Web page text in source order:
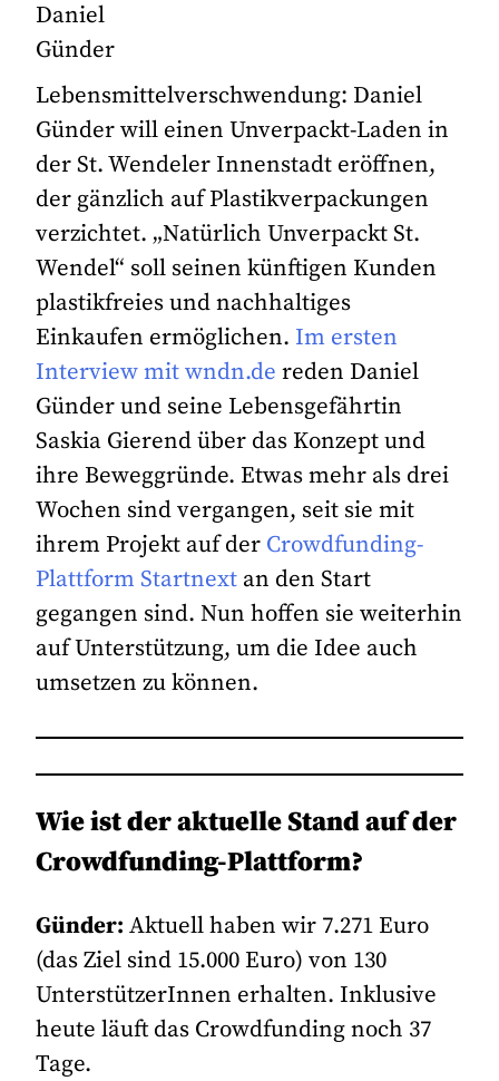
Daniel
Günder
Lebensmittelverschwendung: Daniel
Günder will einen Unverpackt-Laden in
der St. Wendeler Innenstadt eröffnen,
der gänzlich auf Plastikverpackungen
verzichtet. „Natürlich Unverpackt St.
Wendel“ soll seinen künftigen Kunden
plastikfreies und nachhaltiges
Einkaufen ermöglichen. Im ersten
Interview mit wndn.de reden Daniel
Günder und seine Lebensgefährtin
Saskia Gierend über das Konzept und
ihre Beweggründe. Etwas mehr als drei
Wochen sind vergangen, seit sie mit
ihrem Projekt auf der Crowdfunding-
Plattform Startnext an den Start
gegangen sind. Nun hoffen sie weiterhin
auf Unterstützung, um die Idee auch
umsetzen zu können.
Wie ist der aktuelle Stand auf der
Crowdfunding-Plattform?
Günder: Aktuell haben wir 7.271 Euro
(das Ziel sind 15.000 Euro) von 130
UnterstützerInnen erhalten. Inklusive
heute läuft das Crowdfunding noch 37
Tage.